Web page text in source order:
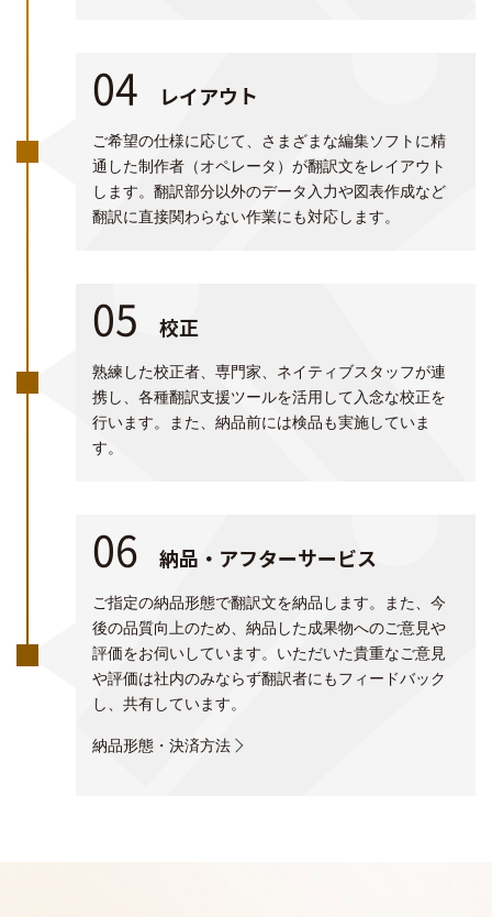
04 レイアウト
ご希望の仕様に応じて、さまざまな編集ソフトに精
通した制作者（オペレータ）が翻訳文をレイアウト
します。翻訳部分以外のデータ入力や図表作成など
翻訳に直接関わらない作業にも対応します。
05 校正
熟練した校正者、専門家、ネイティブスタッフが連
携し、各種翻訳支援ツールを活用して入念な校正を
行います。また、納品前には検品も実施していま
す。
06 納品・アフターサービス
ご指定の納品形態で翻訳文を納品します。また、今
後の品質向上のため、納品した成果物へのご意見や
評価をお伺いしています。いただいた貴重なご意見
や評価は社内のみならず翻訳者にもフィードバック
し、共有しています。
納品形態・決済方法